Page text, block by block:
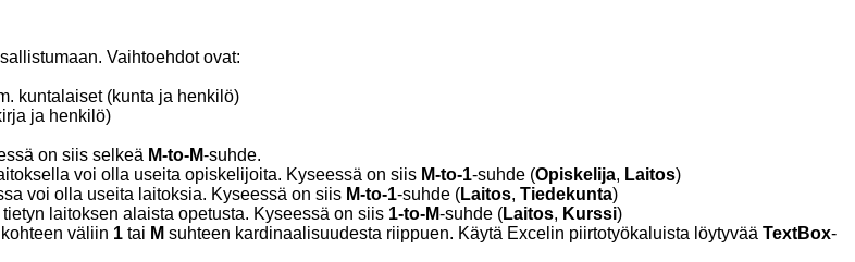
Vaihtoehdot ovat:
kuntalaiset (kunta ja henkilö)
ja henkilö)
on siis selkeä M-to-M-suhde.
voi olla useita opiskelijoita. Kyseessä on siis M-to-1-suhde (Opiskelija, Laitos)
voi olla useita laitoksia. Kyseessä on siis M-to-1-suhde (Laitos,Tiedekunta)
laitoksen alaista opetusta. Kyseessä on siis 1-to-M-suhde (Laitos, Kurssi)
väliin 1 tai M suhteen kardinaalisuudesta riippuen. Käytä Excelin piirtotyökaluista löytyvääTextBox-